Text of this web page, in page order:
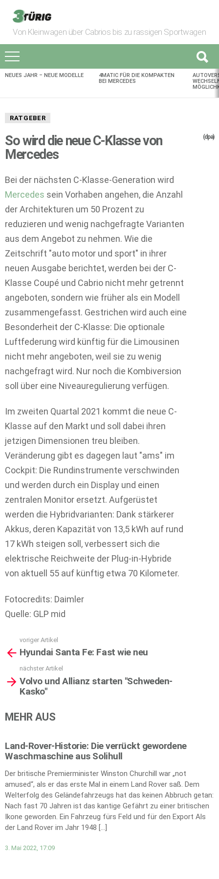
Von Kleinwagen über Cabrios bis zu rassigen Sportwagen
AKTUELLES
NEUES JAHR – NEUE MODELLE
4MATIC FÜR DIE KOMPAKTEN
BEI MERCEDES
RATGEBER
So wird die neue C-Klasse von
Mercedes
(dpa)
Bei der nächsten C-Klasse-Generation wird
Mercedes sein Vorhaben angehen, die Anzahl
der Architekturen um 50 Prozent zu
reduzieren und wenig nachgefragte Varianten
aus dem Angebot zu nehmen. Wie die
Zeitschrift "auto motor und sport" in ihrer
neuen Ausgabe berichtet, werden bei der C-
Klasse Coupé und Cabrio nicht mehr getrennt
angeboten, sondern wie früher als ein Modell
zusammengefasst. Gestrichen wird auch eine
Besonderheit der C-Klasse: Die optionale
Luftfederung wird künftig für die Limousinen
nicht mehr angeboten, weil sie zu wenig
nachgefragt wird. Nur noch die Kombiversion
soll über eine Niveauregulierung verfügen.
Im zweiten Quartal 2021 kommt die neue C-
Klasse auf den Markt und soll dabei ihren
jetzigen Dimensionen treu bleiben.
Veränderung gibt es dagegen laut "ams" im
Cockpit: Die Rundinstrumente verschwinden
und werden durch ein Display und einen
zentralen Monitor ersetzt. Aufgerüstet
werden die Hybridvarianten: Dank stärkerer
Akkus, deren Kapazität von 13,5 kWh auf rund
17 kWh steigen soll, verbessert sich die
elektrische Reichweite der Plug-in-Hybride
von aktuell 55 auf künftig etwa 70 Kilometer.
Fotocredits: Daimler
Quelle: GLP mid
more
voriger Artikel
Hyundai Santa Fe: Fast wie neu
nächster Artikel
Volvo und Allianz starten "Schweden-
Kasko"
MEHR AUS
Land-Rover-Historie: Die verrückt gewordene
Waschmaschine aus Solihull
Der britische Premierminister Winston Churchill war „not
amused“, als er das erste Mal in einem Land Rover saß. Dem
Welterfolg des Geländefahrzeugs hat das keinen Abbruch getan:
Nach fast 70 Jahren ist das kantige Gefährt zu einer britischen
Ikone geworden. Ein Fahrzeug fürs Feld und für den Export Als
der Land Rover im Jahr 1948 […]
3. Mai 2022, 17:09